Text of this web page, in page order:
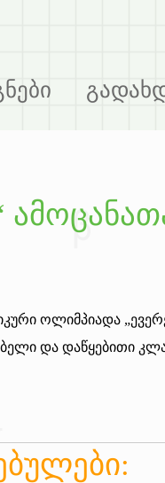
ოლიმპიადა
და დაწყებითი